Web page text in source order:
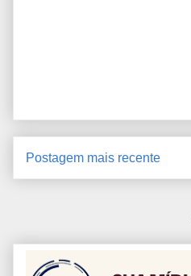
Postagem mais recente